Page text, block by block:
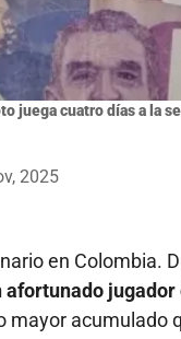
juega cuatro días a la
2025
en Colombia.
afortunado
acumulado